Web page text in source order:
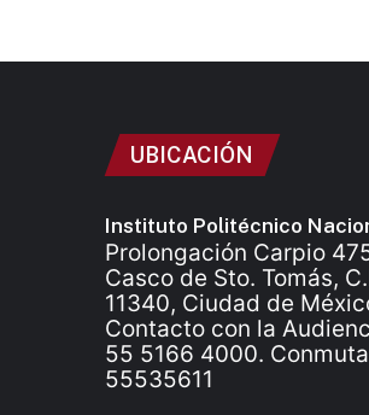
UBICACIÓN
Instituto Politécnico
Prolongación Carpio
Casco de Sto. Tomás,
11340, Ciudad de
Contacto con la
55 5166 4000.
55535611